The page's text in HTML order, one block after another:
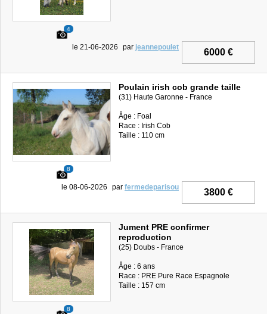
4
6000 €
le 21-06-2026 par jeannepoulet
8
Poulain irish cob grande taille
(31) Haute Garonne - France
Âge : Foal
Race : Irish Cob
Taille : 110 cm
3800 €
le 08-06-2026 par fermedeparisou
8
Jument PRE confirmer
reproduction
(25) Doubs - France
Âge : 6 ans
Race : PRE Pure Race Espagnole
Taille : 157 cm